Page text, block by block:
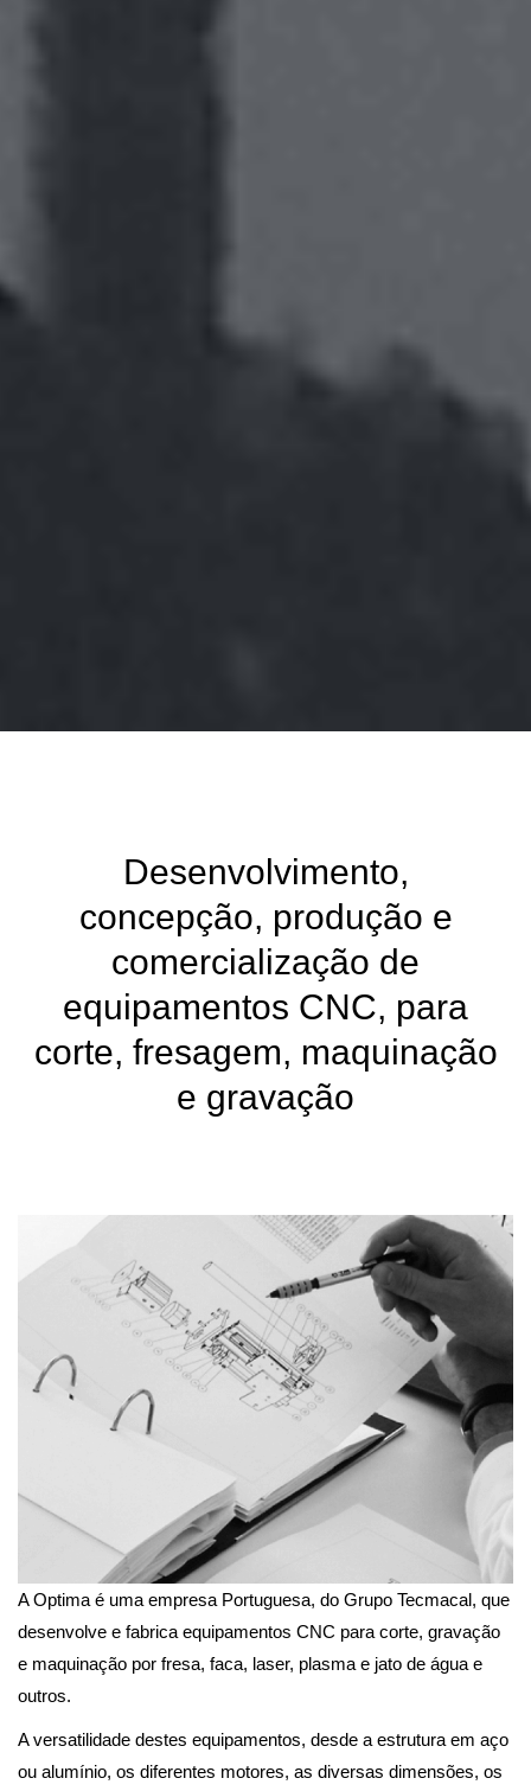
Desenvolvimento,
concepção, produção e
comercialização de
equipamentos CNC, para
corte, fresagem, maquinação
e gravação
A Optima é uma empresa Portuguesa, do Grupo Tecmacal, que
desenvolve e fabrica equipamentos CNC para corte, gravação
e maquinação por fresa, faca, laser, plasma e jato de água e
outros.
A versatilidade destes equipamentos, desde a estrutura em aço
ou alumínio, os diferentes motores, as diversas dimensões, os